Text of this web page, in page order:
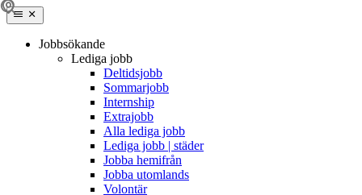
Jobbsökande
Lediga jobb
Deltidsjobb
Sommarjobb
Internship
Extrajobb
Alla lediga jobb
Lediga jobb | städer
Jobba hemifrån
Jobba utomlands
Volontär